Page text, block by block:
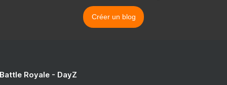
Créer un blog
Royale - DayZ